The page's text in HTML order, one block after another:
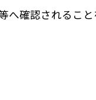
確認されること